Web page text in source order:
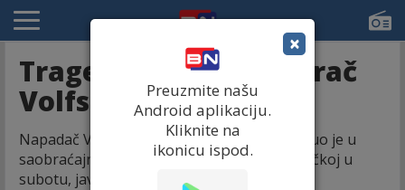
Tragedija: Poginuo igrač
Volfsburga!
Napadač Volfsburga Junior Malanda poginuo je u
saobraćajnoj nesreći koja se desila u Nemačkoj u
subotu, javljaju tamošnji mediji.
×
Preuzmite našu
Android aplikaciju.
Kliknite na
ikonicu ispod.